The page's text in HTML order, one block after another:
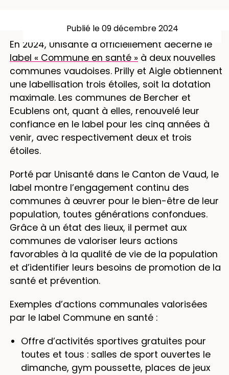
Publié le 09 décembre 2024
En 2024, Unisanté a officiellement décerné le
label « Commune en santé » à deux nouvelles
communes vaudoises. Prilly et Aigle obtiennent
une labellisation trois étoiles, soit la dotation
maximale. Les communes de Bercher et
Ecublens ont, quant à elles, renouvelé leur
confiance en le label pour les cinq années à
venir, avec respectivement deux et trois
étoiles.
Porté par Unisanté dans le Canton de Vaud, le
label montre l’engagement continu des
communes à œuvrer pour le bien-être de leur
population, toutes générations confondues.
Grâce à un état des lieux, il permet aux
communes de valoriser leurs actions
favorables à la qualité de vie de la population
et d’identifier leurs besoins de promotion de la
santé et prévention.
Exemples d’actions communales valorisées
par le label Commune en santé :
Offre d’activités sportives gratuites pour
toutes et tous : salles de sport ouvertes le
dimanche, gym poussette, places de jeux